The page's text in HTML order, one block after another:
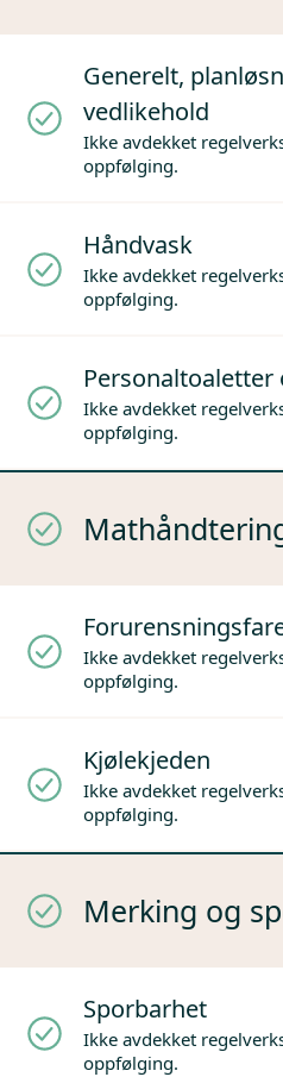
Generelt,
vedlikehold
Ikke avdekket
oppfølging.
Håndvask
Ikke avdekket
oppfølging.
Ikke avdekket
oppfølging.
Ikke avdekket
oppfølging.
Kjølekjeden
Ikke avdekket
oppfølging.
Merking og
Sporbarhet
Ikke avdekket
oppfølging.